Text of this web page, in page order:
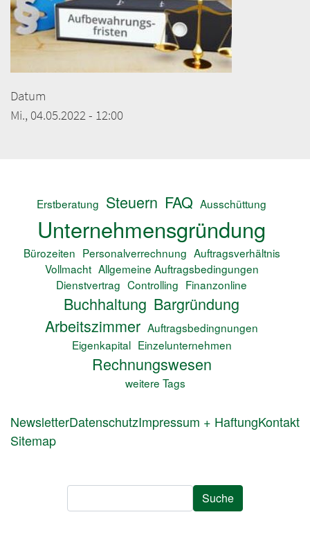
Datum
Mi., 04.05.2022 - 12:00
Erstberatung Steuern FAQ Ausschüttung
Unternehmensgründung
Bürozeiten Personalverrechnung Auftragsverhältnis
Vollmacht Allgemeine Auftragsbedingungen
Dienstvertrag Controlling Finanzonline
Buchhaltung Bargründung
Arbeitszimmer Auftragsbedingnungen
Eigenkapital Einzelunternehmen
Rechnungswesen
weitere Tags
FUSSZEILENMENÜ
NewsletterDatenschutzImpressum + HaftungKontakt
Sitemap
Suche